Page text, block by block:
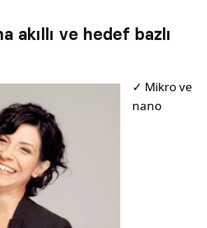
akıllı ve hedef bazlı
✓ Mikro ve
nano